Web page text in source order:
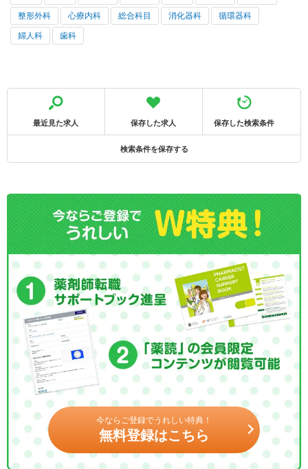
整形外科 心療内科 総合科目 消化器科 循環器科
婦人科 歯科
最近見た求人 保存した求人 保存した検索条件
検索条件を保存する
今ならご登録でうれしい特典！
無料登録はこちら